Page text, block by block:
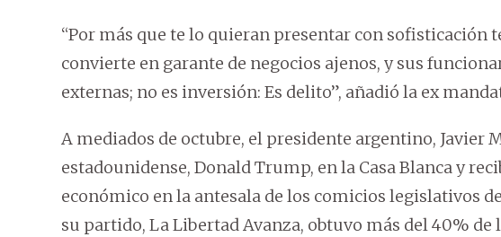
“Por más que te lo quieran presentar con sofisticación
convierte en garante de negocios ajenos, y sus
externas; no es inversión: Es delito”, añadió la ex
A mediados de octubre, el presidente argentino, Javier
estadounidense, Donald Trump, en la Casa Blanca y
económico en la antesala de los comicios legislativos
su partido, La Libertad Avanza, obtuvo más del 40% de